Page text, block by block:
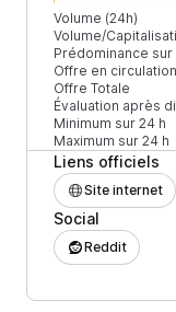
Volume (24h)
Volume/
Prédominance sur
Offre en circulation
Offre Totale
Évaluation après
Minimum sur 24 h
Maximum sur 24 h
Liens officiels
Site internet
Social
Reddit